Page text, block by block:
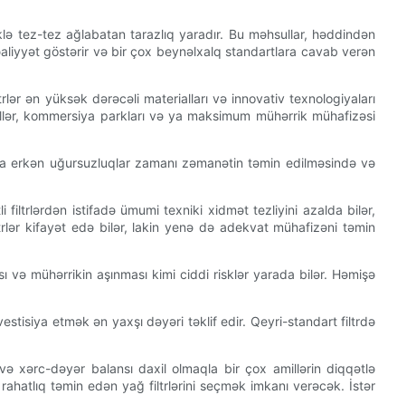
tez-tez ağlabatan tarazlıq yaradır. Bu məhsullar, həddindən
göstərir və bir çox beynəlxalq standartlara cavab verən
ən yüksək dərəcəli materialları və innovativ texnologiyaları
kommersiya parkları və ya maksimum mühərrik mühafizəsi
erkən uğursuzluqlar zamanı zəmanətin təmin edilməsində və
filtrlərdən istifadə ümumi texniki xidmət tezliyini azalda bilər,
kifayət edə bilər, lakin yenə də adekvat mühafizəni təmin
və mühərrikin aşınması kimi ciddi risklər yarada bilər. Həmişə
etmək ən yaxşı dəyəri təklif edir. Qeyri-standart filtrdə
xərc-dəyər balansı daxil olmaqla bir çox amillərin diqqətlə
təmin edən yağ filtrlərini seçmək imkanı verəcək. İstər